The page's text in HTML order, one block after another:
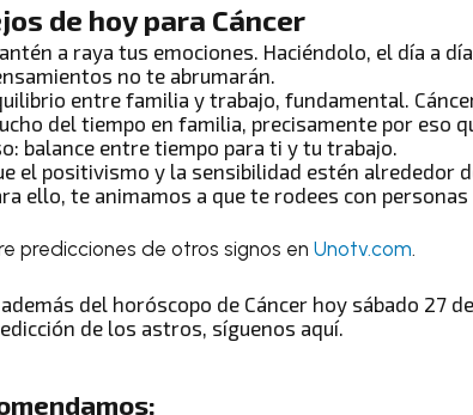
de hoy para Cáncer
a raya tus emociones. Haciéndolo, el día a
no te abrumarán.
entre familia y trabajo, fundamental.
del tiempo en familia, precisamente por eso
balance entre tiempo para ti y tu trabajo.
el positivismo y la sensibilidad estén alrededor
ello, te animamos a que te rodees con
predicciones de otros signos en Unotv.com.
además del horóscopo de Cáncer hoy sábado 27
de los astros , síguenos aquí.